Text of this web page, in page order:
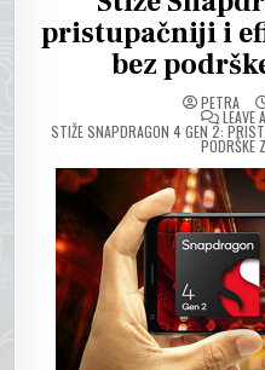
pristupačniji i
bez
PETRA
LEAVE
STIŽE SNAPDRAGON 4 GEN 2:
PODRŠKE